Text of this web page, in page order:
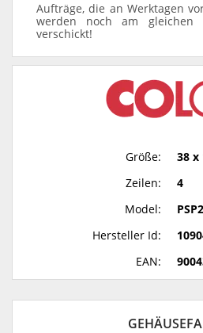
Aufträge, die an Werktagen
werden noch am gleichen
verschickt!
Größe:
38 x
Zeilen:
4
Model:
Hersteller Id:
EAN: